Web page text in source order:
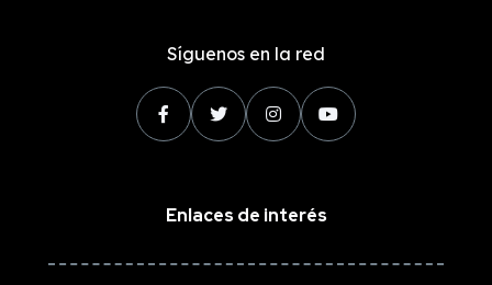
Síguenos en la red
Enlaces de interés